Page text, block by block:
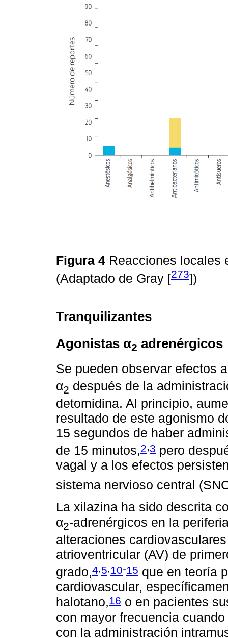
Figura 4 Reacciones locales
(Adaptado de Gray [273])
Tranquilizantes
Agonistas α2 adrenérgicos
Se pueden observar efectos
α2 después de la
detomidina. Al principio,
resultado de este agonismo
15 segundos de haber
de 15 minutos,2,3 pero
vagal y a los efectos
sistema nervioso central
La xilazina ha sido descrita
α2-adrenérgicos en la
alteraciones
atrioventricular (AV) de
grado,4,5,10-15 que en teoría
cardiovascular,
halotano,16 o en pacientes
con mayor frecuencia
con la administración